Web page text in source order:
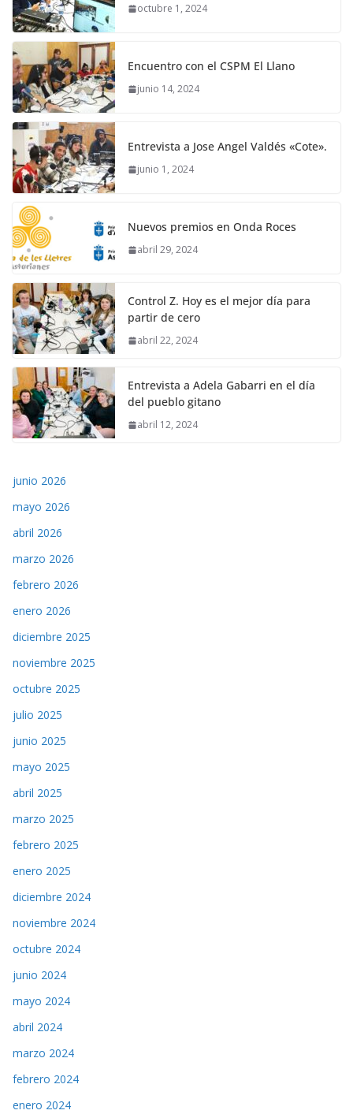
octubre 1, 2024
Encuentro con el CSPM El Llano
junio 14, 2024
Entrevista a Jose Angel Valdés «Cote».
junio 1, 2024
Nuevos premios en Onda Roces
abril 29, 2024
Control Z. Hoy es el mejor día para
partir de cero
abril 22, 2024
Entrevista a Adela Gabarri en el día
del pueblo gitano
abril 12, 2024
junio 2026
mayo 2026
abril 2026
marzo 2026
febrero 2026
enero 2026
diciembre 2025
noviembre 2025
octubre 2025
julio 2025
junio 2025
mayo 2025
abril 2025
marzo 2025
febrero 2025
enero 2025
diciembre 2024
noviembre 2024
octubre 2024
junio 2024
mayo 2024
abril 2024
marzo 2024
febrero 2024
enero 2024